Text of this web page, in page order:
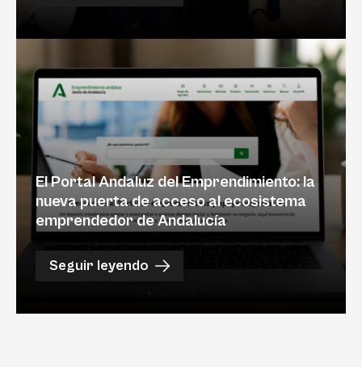
El Portal Andaluz del Emprendimiento: la
nueva puerta de acceso al ecosistema
emprendedor de Andalucía
Seguir leyendo